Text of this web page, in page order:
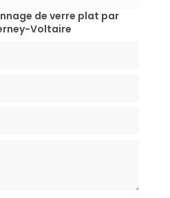
de verre plat par
Voltaire